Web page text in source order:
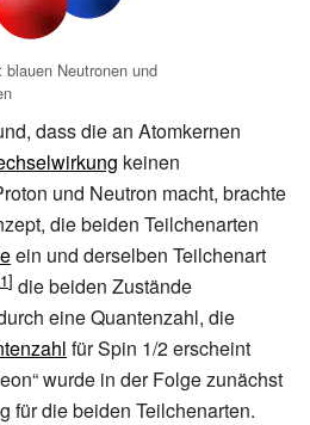
Neutronen und
dass die an Atomkernen
keinen
und Neutron macht, brachte
die beiden Teilchenarten
ein und derselben Teilchenart
die beiden Zustände
eine Quantenzahl, die
für Spin 1/2 erscheint
wurde in der Folge zunächst
für die beiden Teilchenarten.